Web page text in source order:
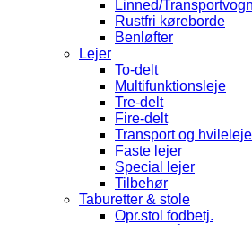
Linned/Transportvogn
Rustfri køreborde
Benløfter
Lejer
To-delt
Multifunktionsleje
Tre-delt
Fire-delt
Transport og hvileleje
Faste lejer
Special lejer
Tilbehør
Taburetter & stole
Opr.stol fodbetj.